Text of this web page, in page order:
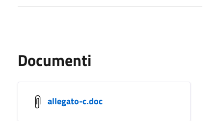
Documenti
allegato-c.doc